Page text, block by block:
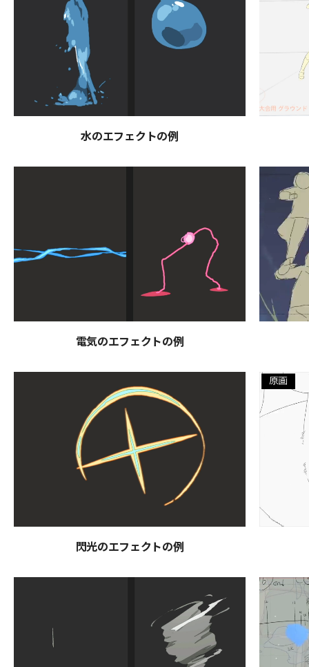
水のエフェクトの例
電気のエフェクトの例
閃光のエフェクトの例